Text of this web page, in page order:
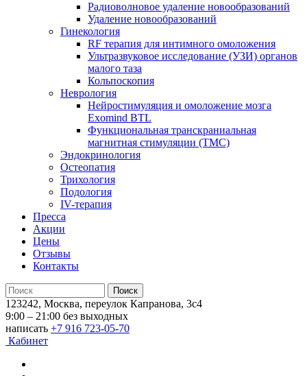
Радиоволновое удаление новообразований
Удаление новообразований
Гинекология
RF терапия для интимного омоложения
Ультразвуковое исследование (УЗИ) органов
малого таза
Кольпоскопия
Неврология
Нейростимуляция и омоложение мозга
Exomind BTL
Функциональная транскраниальная
магнитная стимуляции (ТМС)
Эндокринология
Остеопатия
Трихология
Подология
IV-терапия
Пресса
Акции
Цены
Отзывы
Контакты
123242, Москва, переулок Капранова, 3с4
9:00 – 21:00 без выходных
написать +7 916 723-05-70
Кабинет